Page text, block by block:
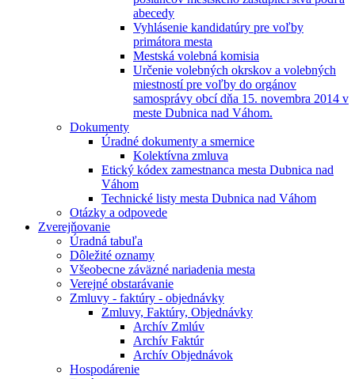
abecedy
Vyhlásenie kandidatúry pre voľby
primátora mesta
Mestská volebná komisia
Určenie volebných okrskov a volebných
miestností pre voľby do orgánov
samosprávy obcí dňa 15. novembra 2014 v
meste Dubnica nad Váhom.
Dokumenty
Úradné dokumenty a smernice
Kolektívna zmluva
Etický kódex zamestnanca mesta Dubnica nad
Váhom
Technické listy mesta Dubnica nad Váhom
Otázky a odpovede
Zverejňovanie
Úradná tabuľa
Dôležité oznamy
Všeobecne záväzné nariadenia mesta
Verejné obstarávanie
Zmluvy - faktúry - objednávky
Zmluvy, Faktúry, Objednávky
Archív Zmlúv
Archív Faktúr
Archív Objednávok
Hospodárenie